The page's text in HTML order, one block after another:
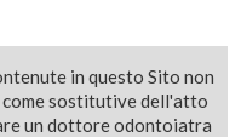
in questo Sito non
come sostitutive dell'atto
un dottore odontoiatra